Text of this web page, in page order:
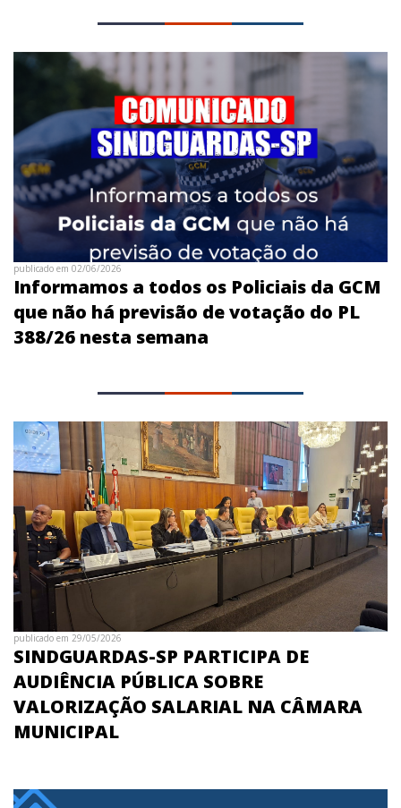
publicado em 02/06/2026
Informamos a todos os Policiais da GCM
que não há previsão de votação do PL
388/26 nesta semana
publicado em 29/05/2026
SINDGUARDAS-SP PARTICIPA DE
AUDIÊNCIA PÚBLICA SOBRE
VALORIZAÇÃO SALARIAL NA CÂMARA
MUNICIPAL